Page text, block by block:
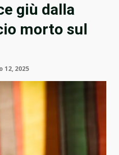
giù dalla
morto sul
12, 2025